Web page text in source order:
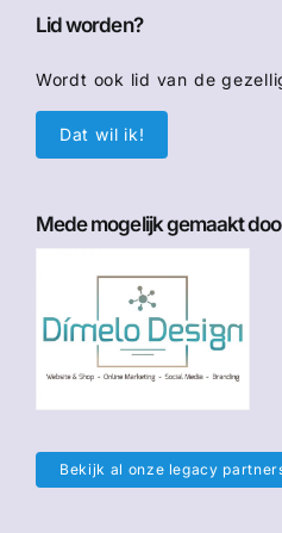
Lid worden?
Wordt ook lid van de
Dat wil ik!
Mede mogelijk gemaakt
Bekijk al onze legacy